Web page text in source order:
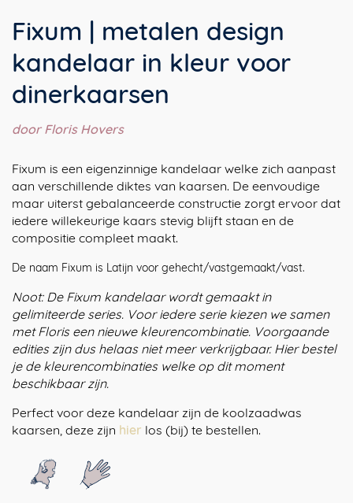
Fixum | metalen design
kandelaar in kleur voor
dinerkaarsen
door Floris Hovers
Fixum is een eigenzinnige kandelaar welke zich aanpast
aan verschillende diktes van kaarsen. De eenvoudige
maar uiterst gebalanceerde constructie zorgt ervoor dat
iedere willekeurige kaars stevig blijft staan en de
compositie compleet maakt.
De naam Fixum is Latijn voor gehecht/vastgemaakt/vast.
Noot: De Fixum kandelaar wordt gemaakt in
gelimiteerde series. Voor iedere serie kiezen we samen
met Floris een nieuwe kleurencombinatie. Voorgaande
edities zijn dus helaas niet meer verkrijgbaar. Hier bestel
je de kleurencombinaties welke op dit moment
beschikbaar zijn.
Perfect voor deze kandelaar zijn de koolzaadwas
kaarsen, deze zijn hier los (bij) te bestellen.